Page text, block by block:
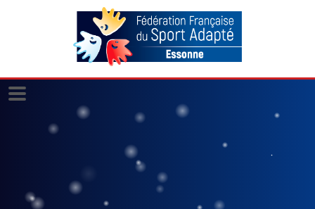
Panneau de gestion des cookies